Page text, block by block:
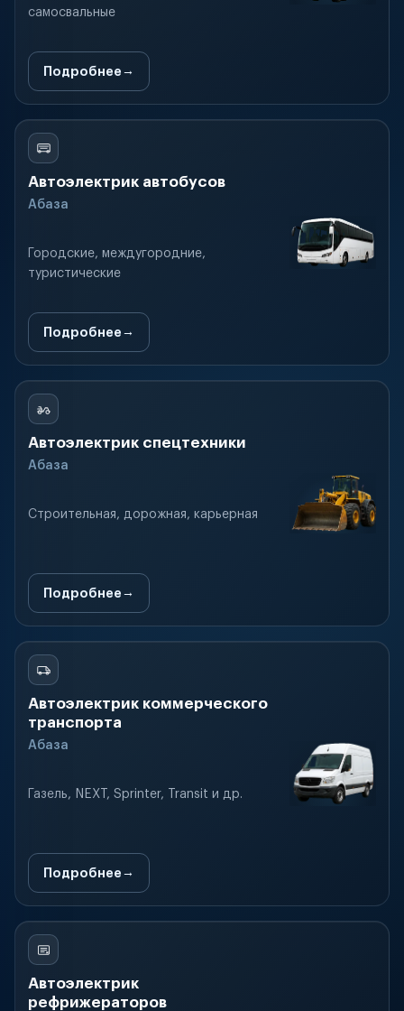
самосвальные
Подробнее
Автоэлектрик автобусов
Абаза
Городские, междугородние,
туристические
Подробнее
Автоэлектрик спецтехники
Абаза
Строительная, дорожная, карьерная
Подробнее
Автоэлектрик коммерческого
транспорта
Абаза
Газель, NEXT, Sprinter, Transit и др.
Подробнее
Автоэлектрик
рефрижераторов